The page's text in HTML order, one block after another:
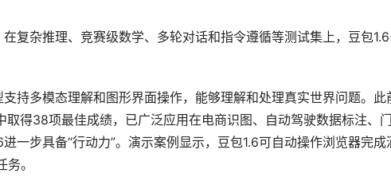
复杂推理、竞赛级数学、多轮对话和指令遵循等测试集上，豆包
持多模态理解和图形界面操作，能够理解和处理真实世界问题。此
得38项最佳成绩，已广泛应用在电商识图、自动驾驶数据标注、
一步具备“行动力”。演示案例显示，豆包1.6可自动操作浏览器完成
。